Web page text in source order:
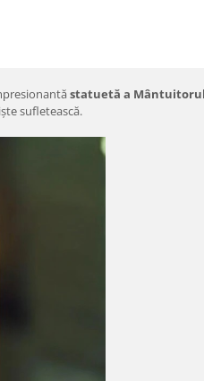
statuetă a
sufletească.